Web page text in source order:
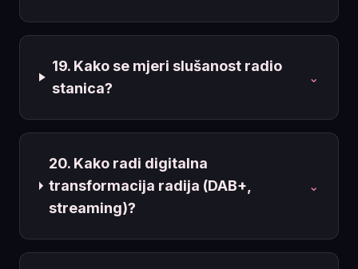
19. Kako se mjeri slušanost radio
stanica?
⌄
20. Kako radi digitalna
transformacija radija (DAB+,
streaming)?
⌄